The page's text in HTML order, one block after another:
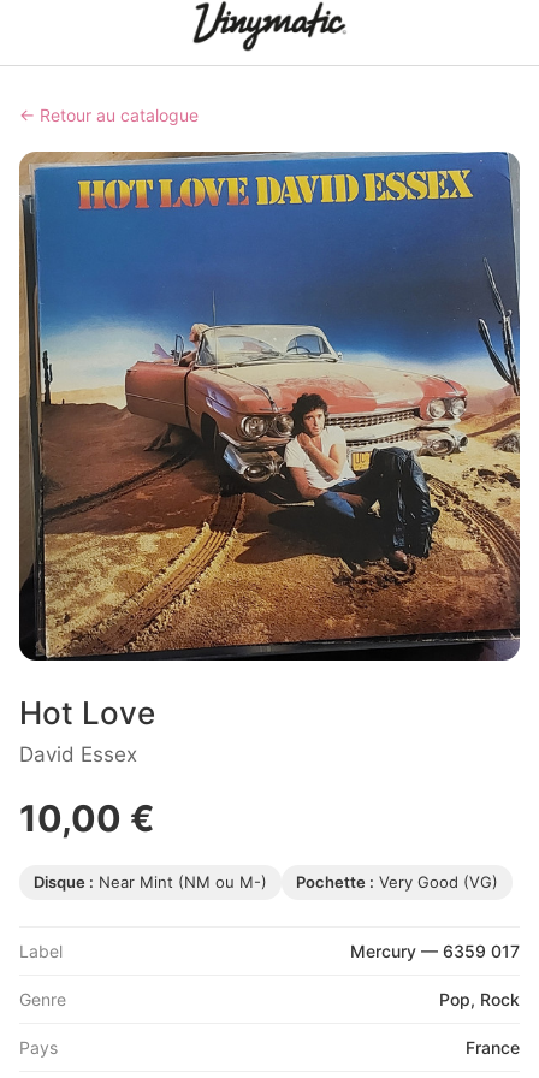
← Retour au catalogue
Hot Love
David Essex
10,00 €
Disque : Near Mint (NM ou M-) Pochette : Very Good (VG)
Label Mercury — 6359 017
Genre Pop, Rock
Pays France